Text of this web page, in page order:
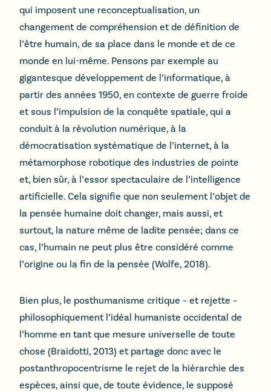
qui imposent une reconceptualisation, un
changement de compréhension et de définition de
l’être humain, de sa place dans le monde et de ce
monde en lui-même. Pensons par exemple au
gigantesque développement de l’informatique, à
partir des années 1950, en contexte de guerre froide
et sous l’impulsion de la conquête spatiale, qui a
conduit à la révolution numérique, à la
démocratisation systématique de l’internet, à la
métamorphose robotique des industries de pointe
et, bien sûr, à l’essor spectaculaire de l’intelligence
artificielle. Cela signifie que non seulement l’objet de
la pensée humaine doit changer, mais aussi, et
surtout, la nature même de ladite pensée; dans ce
cas, l’humain ne peut plus être considéré comme
l’origine ou la fin de la pensée (Wolfe, 2018).
Bien plus, le posthumanisme critique – et rejette –
philosophiquement l’idéal humaniste occidental de
l’homme en tant que mesure universelle de toute
chose (Braidotti, 2013) et partage donc avec le
postanthropocentrisme le rejet de la hiérarchie des
espèces, ainsi que, de toute évidence, le supposé